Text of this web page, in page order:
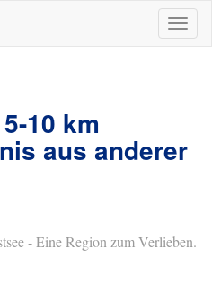
ein-/
10 km
aus anderer
- Eine Region zum Verlieben.